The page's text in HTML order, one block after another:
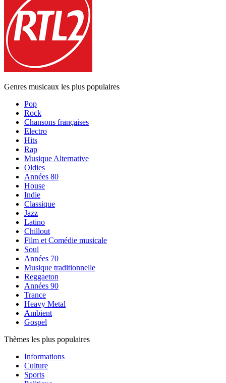
Genres musicaux les plus populaires
Pop
Rock
Chansons françaises
Electro
Hits
Rap
Musique Alternative
Oldies
Années 80
House
Indie
Classique
Jazz
Latino
Chillout
Film et Comédie musicale
Soul
Années 70
Musique traditionnelle
Reggaeton
Années 90
Trance
Heavy Metal
Ambient
Gospel
Thèmes les plus populaires
Informations
Culture
Sports